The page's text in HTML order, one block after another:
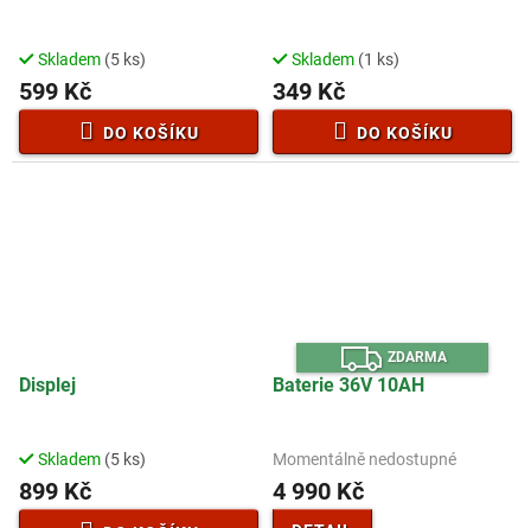
Skladem (5 ks)
599 Kč
DO KOŠÍKU
Skladem (1 ks)
349 Kč
DO KOŠÍKU
Displej
Skladem (5 ks)
899 Kč
Z
D
A
ZDARMA
Baterie 36V 10AH
Momentálně nedostupné
4 990 Kč